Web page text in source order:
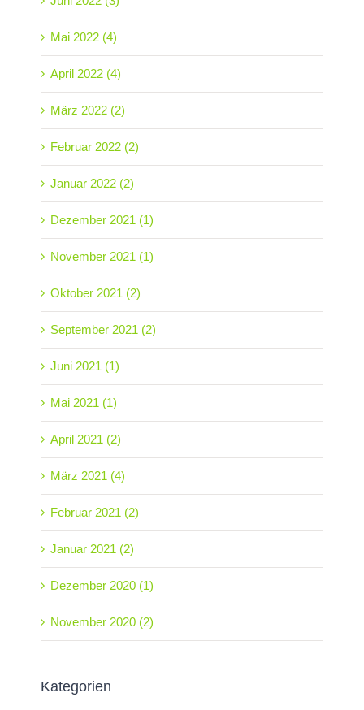
Mai 2022 (4)
April 2022 (4)
März 2022 (2)
Februar 2022 (2)
Januar 2022 (2)
Dezember 2021 (1)
November 2021 (1)
Oktober 2021 (2)
September 2021 (2)
Juni 2021 (1)
Mai 2021 (1)
April 2021 (2)
März 2021 (4)
Februar 2021 (2)
Januar 2021 (2)
Dezember 2020 (1)
November 2020 (2)
Kategorien